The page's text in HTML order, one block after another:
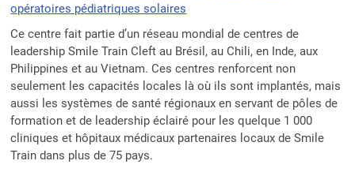
opératoires pédiatriques solaires
Ce centre fait partie d’un réseau mondial de centres de
leadership Smile Train Cleft au Brésil, au Chili, en Inde, aux
Philippines et au Vietnam. Ces centres renforcent non
seulement les capacités locales là où ils sont implantés, mais
aussi les systèmes de santé régionaux en servant de pôles de
formation et de leadership éclairé pour les quelque 1 000
cliniques et hôpitaux médicaux partenaires locaux de Smile
Train dans plus de 75 pays.